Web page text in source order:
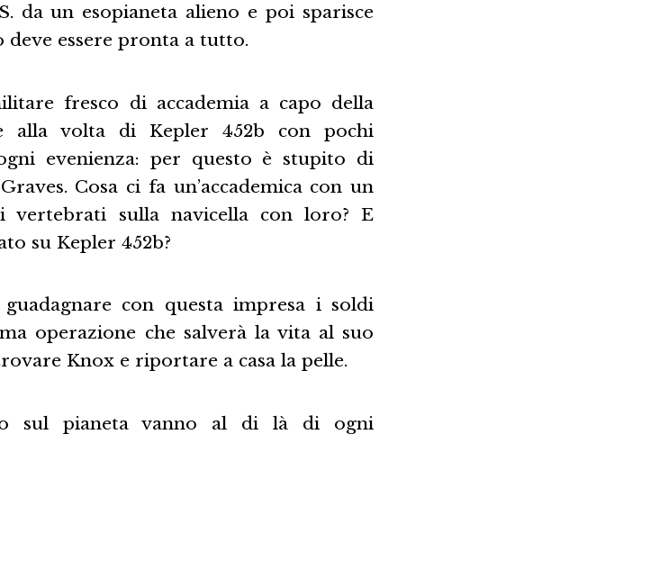
da un esopianeta alieno e poi sparisce
essere pronta a tutto.
fresco di accademia a capo della
alla volta di Kepler 452b con pochi
evenienza: per questo è stupito di
Cosa ci fa un’accademica con un
vertebrati sulla navicella con loro? E
su Kepler 452b?
con questa impresa i soldi
operazione che salverà la vita al suo
Knox e riportare a casa la pelle.
sul pianeta vanno al di là di ogni